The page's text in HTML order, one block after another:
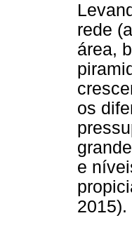
rede
área,
os
e
2015).